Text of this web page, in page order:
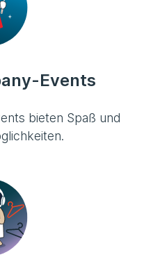
Events
bieten Spaß und